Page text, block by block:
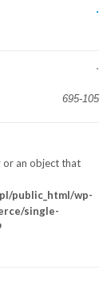
695-105
or an object that
public_html/wp-
single-